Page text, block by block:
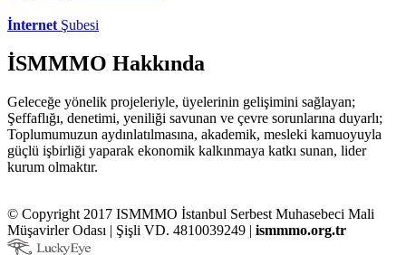
İnternet Şubesi
İSMMMO Hakkında
Geleceğe yönelik projeleriyle, üyelerinin gelişimini sağlayan;
Şeffaflığı, denetimi, yeniliği savunan ve çevre sorunlarına duyarlı;
Toplumumuzun aydınlatılmasına, akademik, mesleki kamuoyuyla
güçlü işbirliği yaparak ekonomik kalkınmaya katkı sunan, lider
kurum olmaktır.
© Copyright 2017 ISMMMO İstanbul Serbest Muhasebeci Mali
Müşavirler Odası | Şişli VD. 4810039249 | ismmmo.org.tr